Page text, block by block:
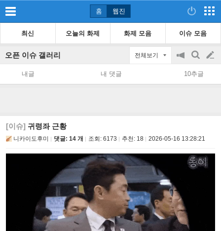
홈 웹진
최신 오늘의 화제 화제 모음 이슈 모음
오픈 이슈 갤러리 전체보기
공
지
on/off
검
색
글
쓰
내글 내 댓글 10추글
[이슈] 귀령좌 근황
니카이도후미 댓글: 14 개 조회: 6173 추천: 18 2026-05-16 13:28:21